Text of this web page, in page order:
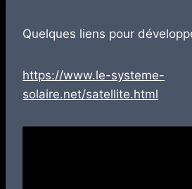
Quelques liens pour
https://www.le-systeme-
solaire.net/satellite.html